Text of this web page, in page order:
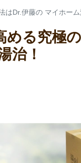
Dr.伊藤の マイホーム
る究極
治！